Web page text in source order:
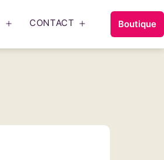
le
CONTACT
Ouvrir
le
Boutique